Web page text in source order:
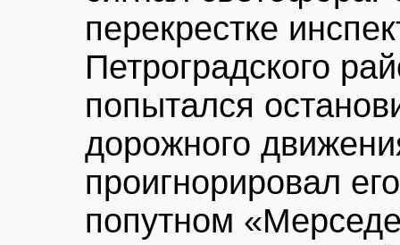
перекрестке
Петроградского
попытался
дорожного
проигнорировал
попутном